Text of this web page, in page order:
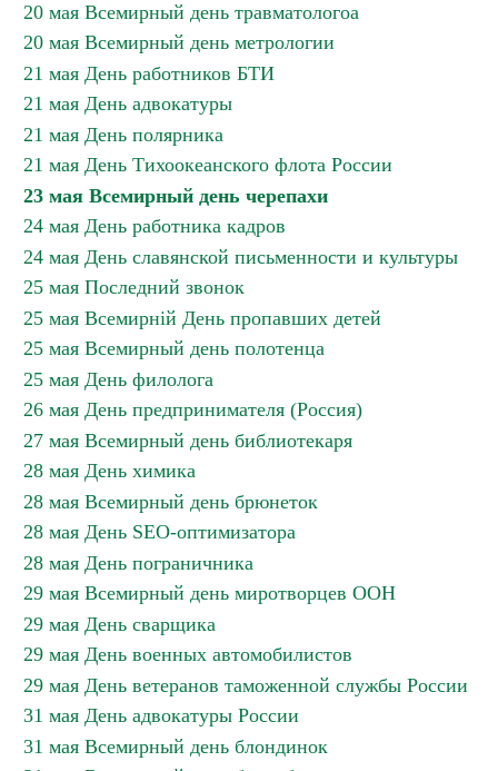
20 мая Всемирный день травматологоа
20 мая Всемирный день метрологии
21 мая День работников БТИ
21 мая День адвокатуры
21 мая День полярника
21 мая День Тихоокеанского флота России
23 мая Всемирный день черепахи
24 мая День работника кадров
24 мая День славянской письменности и культуры
25 мая Последний звонок
25 мая Всемирній День пропавших детей
25 мая Всемирный день полотенца
25 мая День филолога
26 мая День предпринимателя (Россия)
27 мая Всемирный день библиотекаря
28 мая День химика
28 мая Всемирный день брюнеток
28 мая День SEO-оптимизатора
28 мая День пограничника
29 мая Всемирный день миротворцев ООН
29 мая День сварщика
29 мая День военных автомобилистов
29 мая День ветеранов таможенной службы России
31 мая День адвокатуры России
31 мая Всемирный день блондинок